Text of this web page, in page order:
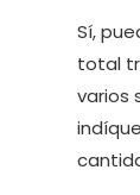
Sí,
total
varios